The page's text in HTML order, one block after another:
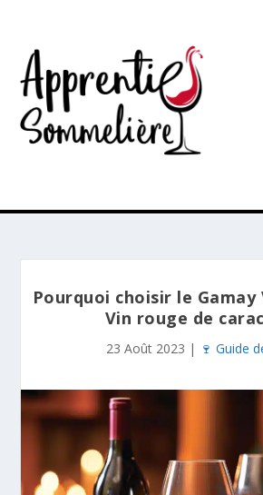
Pourquoi choisir le Gamay
Vin rouge de
23 Août 2023 | 🍷 Guide